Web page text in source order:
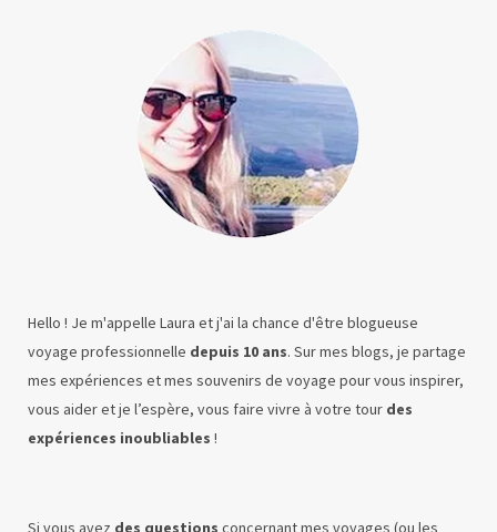
Hello ! Je m'appelle Laura et j'ai la chance d'être blogueuse
voyage professionnelle depuis 10 ans. Sur mes blogs, je partage
mes expériences et mes souvenirs de voyage pour vous inspirer,
vous aider et je l’espère, vous faire vivre à votre tour des
expériences inoubliables !
Si vous avez des questions concernant mes voyages (ou les